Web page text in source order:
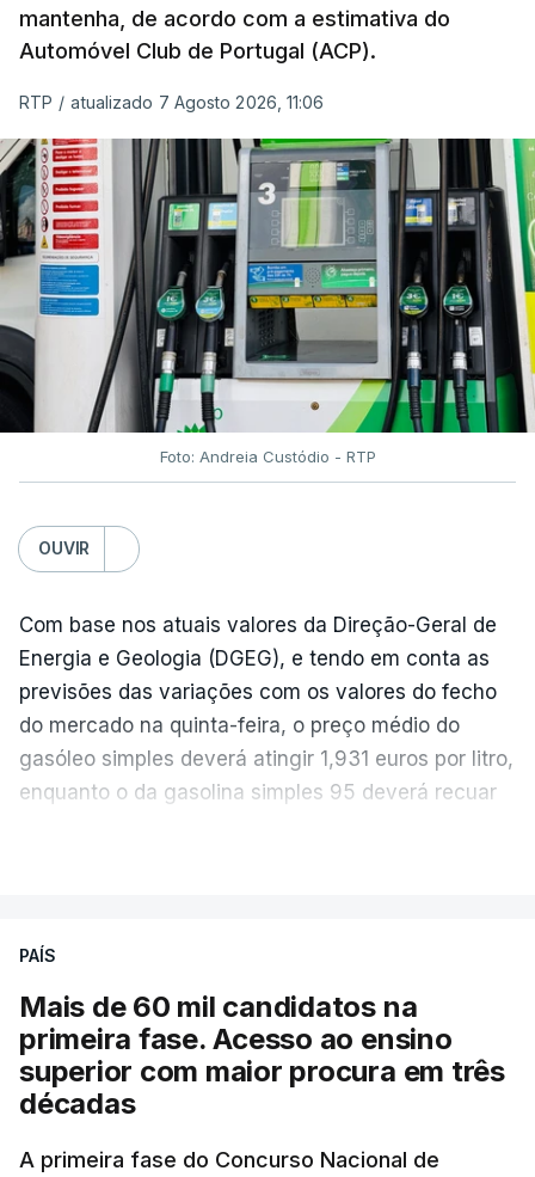
mantenha, de acordo com a estimativa do
Automóvel Club de Portugal (ACP).
RTP / atualizado 7 Agosto 2026, 11:06
Foto: Andreia Custódio - RTP
OUVIR
Com base nos atuais valores da Direção-Geral de
Energia e Geologia (DGEG), e tendo em conta as
previsões das variações com os valores do fecho
do mercado na quinta-feira, o preço médio do
gasóleo simples deverá atingir 1,931 euros por litro,
enquanto o da gasolina simples 95 deverá recuar
evolução das cotações internacionais do petróleo,
posto de abastecimento, a marca e a localização.
A atualização do desconto do Imposto sobre os
Produtos Petrolíferos (ISP) também poderá
PAÍS
Mais de 60 mil candidatos na
primeira fase. Acesso ao ensino
superior com maior procura em três
décadas
A primeira fase do Concurso Nacional de